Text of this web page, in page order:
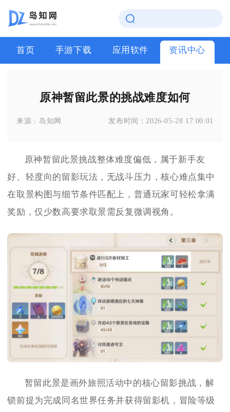
首页 手游下载 应用软件 资讯中心
原神暂留此景的挑战难度如何
来源： 岛知网 发布时间： 2026-05-28 17:00:01
原神暂留此景挑战整体难度偏低，属于新手友
好、轻度向的留影玩法，无战斗压力，核心难点集中
在取景构图与细节条件匹配上，普通玩家可轻松拿满
奖励，仅少数高要求取景需反复微调视角。
暂留此景是画外旅照活动中的核心留影挑战，解
锁前提为完成同名世界任务并获得留影机，冒险等级